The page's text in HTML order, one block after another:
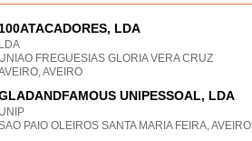
100ATACADORES, LDA
LDA
UNIAO FREGUESIAS GLORIA VERA CRUZ
AVEIRO
UNIPESSOAL, LDA
UNIP
PAIO OLEIROS SANTA MARIA FEIRA, AVEIRO